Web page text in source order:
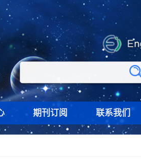
期刊订阅 联系我们